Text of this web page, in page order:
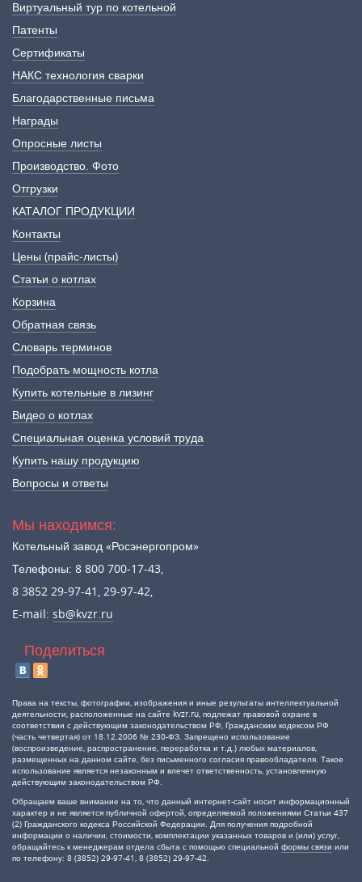
Виртуальный тур по котельной
Патенты
Сертификаты
НАКС технология сварки
Благодарственные письма
Награды
Опросные листы
Производство. Фото
Отгрузки
КАТАЛОГ ПРОДУКЦИИ
Контакты
Цены (прайс-листы)
Статьи о котлах
Корзина
Обратная связь
Словарь терминов
Подобрать мощность котла
Купить котельные в лизинг
Видео о котлах
Специальная оценка условий труда
Купить нашу продукцию
Вопросы и ответы
Мы находимся:
Котельный завод «Росэнергопром»
Телефоны: 8 800 700-17-43,
8 3852 29-97-41, 29-97-42,
E-mail: sb@kvzr.ru
Поделиться
Права на тексты, фотографии, изображения и иные результаты интеллектуальной
деятельности, расположенные на сайте kvzr.ru, подлежат правовой охране в
соответствии с действующим законодательством РФ, Гражданским кодексом РФ
(часть четвертая) от 18.12.2006 № 230-ФЗ. Запрещено использование
(воспроизведение, распространение, переработка и т.д.) любых материалов,
размещенных на данном сайте, без письменного согласия правообладателя. Такое
использование является незаконным и влечет ответственность, установленную
действующим законодательством РФ.
Обращаем ваше внимание на то, что данный интернет-сайт носит информационный
характер и не является публичной офертой, определяемой положениями Статьи 437
(2) Гражданского кодекса Российской Федерации. Для получения подробной
информации о наличии, стоимости, комплектации указанных товаров и (или) услуг,
обращайтесь к менеджерам отдела сбыта с помощью специальной формы связи или
по телефону: 8 (3852) 29-97-41, 8 (3852) 29-97-42.